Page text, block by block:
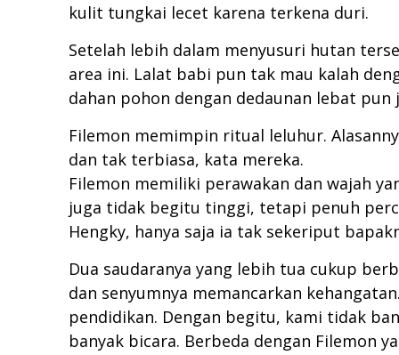
kulit tungkai lecet karena terkena duri.
Setelah lebih dalam menyusuri hutan
area ini. Lalat babi pun tak mau kalah
dahan pohon dengan dedaunan lebat pun
Filemon memimpin ritual leluhur.
dan tak terbiasa, kata mereka.
Filemon memiliki perawakan dan wajah
juga tidak begitu tinggi, tetapi penuh
Hengky, hanya saja ia tak sekeriput
Dua saudaranya yang lebih tua cukup
dan senyumnya memancarkan
pendidikan. Dengan begitu, kami tidak
banyak bicara. Berbeda dengan Filemon